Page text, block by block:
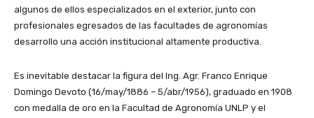
algunos de ellos especializados en el exterior, junto con
profesionales egresados de las facultades de agronomías
desarrollo una acción institucional altamente productiva.
Es inevitable destacar la figura del Ing. Agr. Franco Enrique
Domingo Devoto (16/may/1886 – 5/abr/1956), graduado en 1908
con medalla de oro en la Facultad de Agronomía UNLP y el